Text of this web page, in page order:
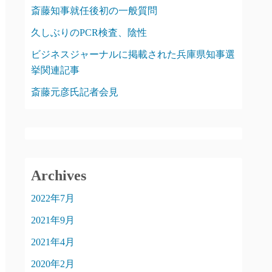
斎藤知事就任後初の一般質問
久しぶりのPCR検査、陰性
ビジネスジャーナルに掲載された兵庫県知事選
挙関連記事
斎藤元彦氏記者会見
Archives
2022年7月
2021年9月
2021年4月
2020年2月